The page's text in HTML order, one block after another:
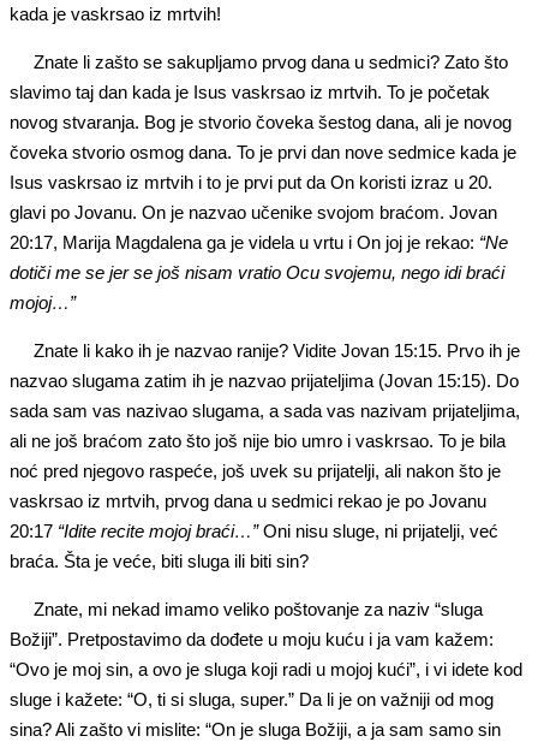
kada je vaskrsao iz mrtvih!
Znate li zašto se sakupljamo prvog dana u sedmici? Zato što
slavimo taj dan kada je Isus vaskrsao iz mrtvih. To je početak
novog stvaranja. Bog je stvorio čoveka šestog dana, ali je novog
čoveka stvorio osmog dana. To je prvi dan nove sedmice kada je
Isus vaskrsao iz mrtvih i to je prvi put da On koristi izraz u 20.
glavi po Jovanu. On je nazvao učenike svojom braćom. Jovan
20:17, Marija Magdalena ga je videla u vrtu i On joj je rekao: “Ne
dotiči me se jer se još nisam vratio Ocu svojemu, nego idi braći
mojoj…”
Znate li kako ih je nazvao ranije? Vidite Jovan 15:15. Prvo ih je
nazvao slugama zatim ih je nazvao prijateljima (Jovan 15:15). Do
sada sam vas nazivao slugama, a sada vas nazivam prijateljima,
ali ne još braćom zato što još nije bio umro i vaskrsao. To je bila
noć pred njegovo raspeće, još uvek su prijatelji, ali nakon što je
vaskrsao iz mrtvih, prvog dana u sedmici rekao je po Jovanu
20:17 “Idite recite mojoj braći…”Oni nisu sluge, ni prijatelji, već
braća. Šta je veće, biti sluga ili biti sin?
Znate, mi nekad imamo veliko poštovanje za naziv “sluga
Božiji”. Pretpostavimo da dođete u moju kuću i ja vam kažem:
“Ovo je moj sin, a ovo je sluga koji radi u mojoj kući”, i vi idete kod
sluge i kažete: “O, ti si sluga, super.” Da li je on važniji od mog
sina? Ali zašto vi mislite: “On je sluga Božiji, a ja sam samo sin